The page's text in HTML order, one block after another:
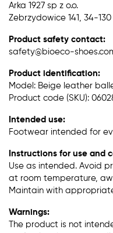
Arka 1927 sp z o.o.
Zebrzydowice 141, 34-
Product safety contact:
safety@bioeco-
Product identification:
Model: Beige leather
Product code (SKU):
Intended use:
Footwear intended for
Instructions for use and
Use as intended. Avoid
at room temperature,
Maintain with
Warnings:
The product is not